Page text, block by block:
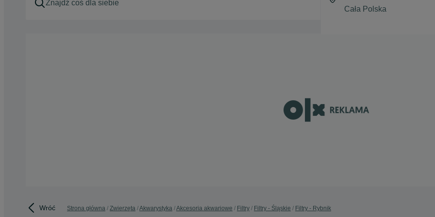
Wróć Strona główna Zwierzęta Akwarystyka Akcesoria akwariowe Filtry Filtry - Śląskie Filtry - Rybnik